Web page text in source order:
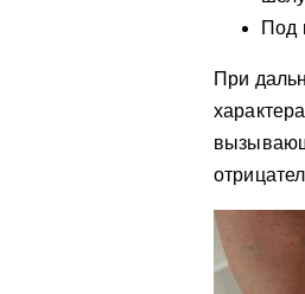
Под
При